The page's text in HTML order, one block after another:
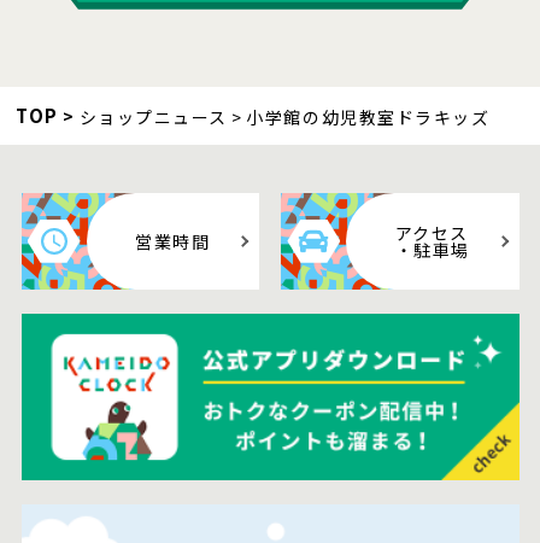
TOP ショップニュース 小学館の幼児教室ドラキッズ
営業時間 アクセス
・駐車場